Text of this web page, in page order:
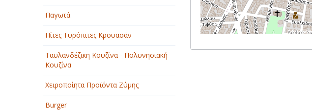
Παγωτά
Πίτες Τυρόπιτες Κρουασάν
Ταϋλανδέζικη Κουζίνα - Πολυνησιακή
Κουζίνα
Χειροποίητα Προϊόντα Ζύμης
Burger